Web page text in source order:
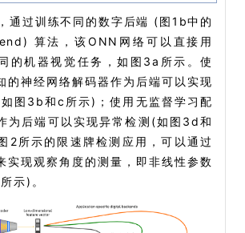
过训练不同的数字后端 (图1b中的
算法，该ONN网络可以直接用
的机器视觉任务，如图3a所示。使
的神经网络解码器作为后端可以实现
图3b和c所示)；使用无监督学习配
为后端可以实现异常检测(如图3d和
2所示的限速牌检测应用，可以通过
实现观察角度的测量，即非线性参数
示)。